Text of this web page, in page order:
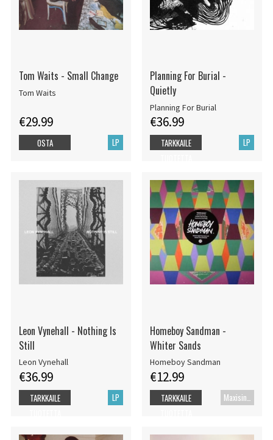
Tom Waits - Small Change
Tom Waits
€29.99
LP
OSTA
Planning For Burial -
Quietly
Planning For Burial
€36.99
LP
TARKKAILE
Leon Vynehall - Nothing Is
Still
Leon Vynehall
€36.99
LP
TARKKAILE
Homeboy Sandman -
Whiter Sands
Homeboy Sandman
€12.99
Maxisingle
TARKKAILE